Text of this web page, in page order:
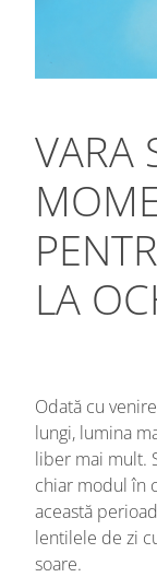
VARA
LA
Odată cu
lungi, lumina
liber mai mult.
chiar modul în
această
lentilele de zi
soare.